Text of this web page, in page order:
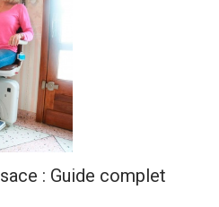
: Guide complet